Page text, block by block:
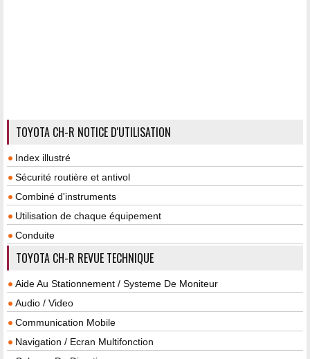
TOYOTA CH-R NOTICE D'UTILISATION
Index illustré
Sécurité routière et antivol
Combiné d'instruments
Utilisation de chaque équipement
Conduite
TOYOTA CH-R REVUE TECHNIQUE
Aide Au Stationnement / Systeme De Moniteur
Audio / Video
Communication Mobile
Navigation / Ecran Multifonction